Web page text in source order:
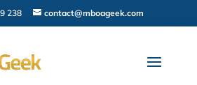
238 contact@mboageek.com